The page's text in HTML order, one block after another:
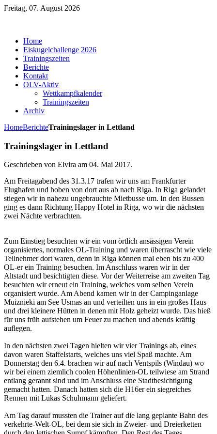
Freitag, 07. August 2026
Home
Eiskugelchallenge 2026
Trainingszeiten
Berichte
Kontakt
OLV-Aktiv
Wettkampfkalender
Trainingszeiten
Archiv
HomeBerichteTrainingslager in Lettland
Trainingslager in Lettland
Geschrieben von Elvira am 04. Mai 2017.
Am Freitagabend des 31.3.17 trafen wir uns am Frankfurter
Flughafen und hoben von dort aus ab nach Riga. In Riga gelandet
stiegen wir in nahezu ungebrauchte Mietbusse um. In den Bussen
ging es dann Richtung Happy Hotel in Riga, wo wir die nächsten
zwei Nächte verbrachten.
Zum Einstieg besuchten wir ein vom örtlich ansässigen Verein
organisiertes, normales OL-Training und waren überrascht wie viele
Teilnehmer dort waren, denn in Riga können mal eben bis zu 400
OL-er ein Training besuchen. Im Anschluss waren wir in der
Altstadt und besichtigten diese. Vor der Weiterreise am zweiten Tag
besuchten wir erneut ein Training, welches vom selben Verein
organisiert wurde. Am Abend kamen wir in der Campinganlage
Muiznieki am See Usmas an und verteilten uns in ein großes Haus
und drei kleinere Hütten in denen mit Holz geheizt wurde. Das hieß
für uns früh aufstehen um Feuer zu machen und abends kräftig
auflegen.
In den nächsten zwei Tagen hielten wir vier Trainings ab, eines
davon waren Staffelstarts, welches uns viel Spaß machte. Am
Donnerstag den 6.4. brachen wir auf nach Ventspils (Windau) wo
wir bei einem ziemlich coolen Höhenlinien-OL teilwiese am Strand
entlang gerannt sind und im Anschluss eine Stadtbesichtigung
gemacht hatten. Danach hatten sich die H16er ein siegreiches
Rennen mit Lukas Schuhmann geliefert.
Am Tag darauf mussten die Trainer auf die lang geplante Bahn des
verkehrte-Welt-OL, bei dem sie sich in Zweier- und Dreierketten